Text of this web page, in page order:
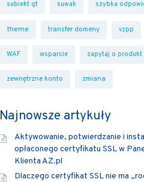
subiekt gt suwak szybka
theme transfer domeny vzpp
WAF wsparcie zapytaj o produkt
zewnętrzne konto zmiana
Najnowsze artykuły
Aktywowanie, potwierdzanie i
opłaconego certyfikatu SSL w
Klienta AZ.pl
Dlaczego certyfikat SSL nie ma